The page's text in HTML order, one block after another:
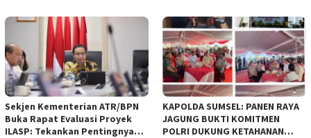
empat Rancangan Peraturan
Daerah (Raperda) yang
diajukan Pemerintah Kota
Bandung
Sekjen Kementerian ATR/BPN
Buka Rapat Evaluasi Proyek
ILASP: Tekankan Pentingnya
KAPOLDA SUMSEL: PANEN RAYA
JAGUNG BUKTI KOMITMEN
POLRI DUKUNG KETAHANAN